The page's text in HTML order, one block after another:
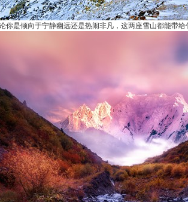
你是倾向于宁静幽远还是热闹非凡，这两座雪山都能带